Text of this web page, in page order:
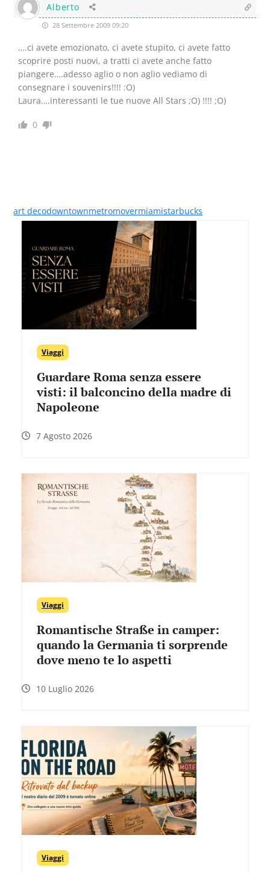
Alberto
28 Settembre 2009 09:20
….ci avete emozionato, ci avete stupito, ci avete fatto
scoprire posti nuovi, a tratti ci avete anche fatto
piangere….adesso aglio o non aglio vediamo di
consegnare i souvenirs!!!! :O)
Laura….interessanti le tue nuove All Stars ;O) !!!! ;O)
0
art decodowntownmetromovermiamistarbucks
Viaggi
Guardare Roma senza essere
visti: il balconcino della madre di
Napoleone
7 Agosto 2026
Viaggi
Romantische Straße in camper:
quando la Germania ti sorprende
dove meno te lo aspetti
10 Luglio 2026
Viaggi